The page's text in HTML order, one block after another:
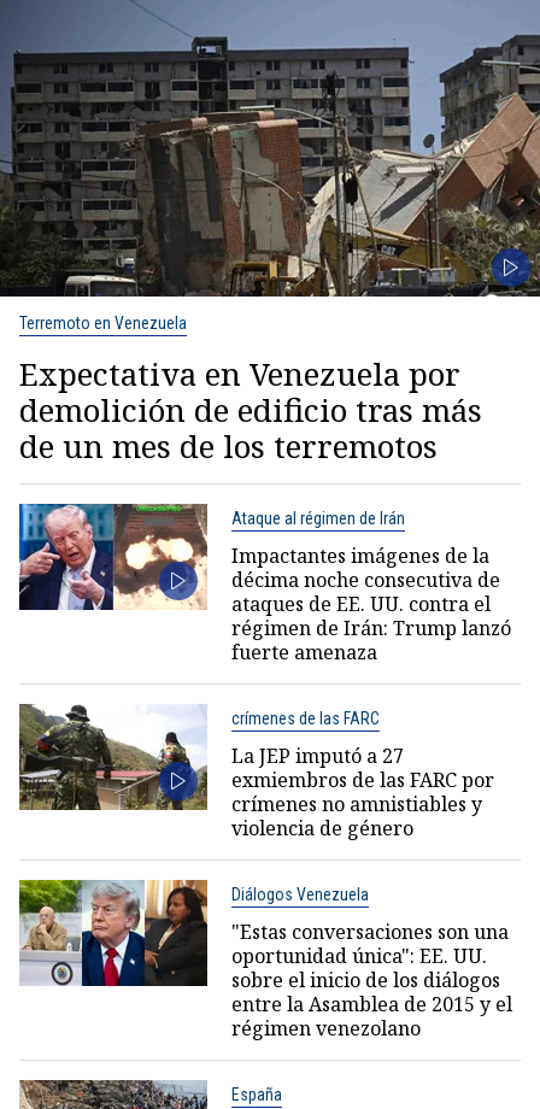
Terremoto en Venezuela
Expectativa en Venezuela por
demolición de edificio tras más
de un mes de los terremotos
Ataque al régimen de Irán
Impactantes imágenes de la
décima noche consecutiva de
ataques de EE. UU. contra el
régimen de Irán: Trump lanzó
fuerte amenaza
crímenes de las FARC
La JEP imputó a 27
exmiembros de las FARC por
crímenes no amnistiables y
violencia de género
Diálogos Venezuela
"Estas conversaciones son una
oportunidad única": EE. UU.
sobre el inicio de los diálogos
entre la Asamblea de 2015 y el
régimen venezolano
España